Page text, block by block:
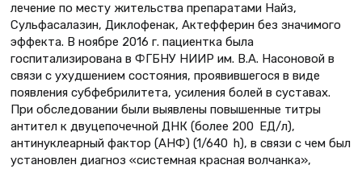
лечение по месту жительства препаратами Найз,
Сульфасалазин, Диклофенак, Актефферин без значимого
эффекта. В ноябре 2016 г. пациентка была
госпитализирована в ФГБНУ НИИР им. В.А. Насоновой в
связи с ухудшением состояния, проявившегося в виде
появления субфебрилитета, усиления болей в суставах.
При обследовании были выявлены повышенные титры
антител к двуцепочечной ДНК (более 200 ЕД/л),
антинуклеарный фактор (АНФ) (1/640 h), в связи с чем был
установлен диагноз «системная красная волчанка»,